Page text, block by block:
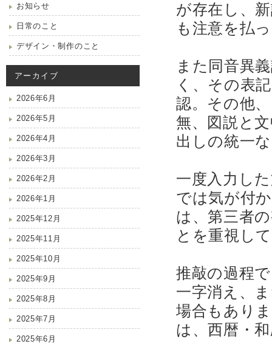
お知らせ
日常のこと
デザイン・制作のこと
アーカイブ
2026年6月
2026年5月
2026年4月
2026年3月
2026年2月
2026年1月
2025年12月
2025年11月
2025年10月
2025年9月
2025年8月
2025年7月
2025年6月
が存在し、
も注意を払
また同音異
く、その表
認。その他
無、図説と
出しの統一
一度入力し
では気が付
は、第三者
とを重視し
推敲の過程
一字消え、
場合もあり
は、西暦・